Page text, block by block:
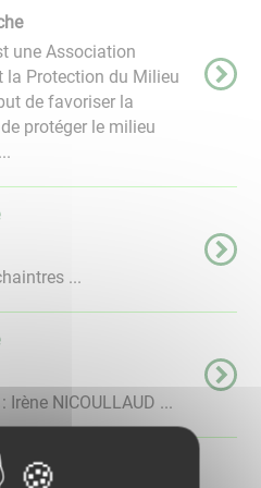
une Association
la Protection du Milieu
de favoriser la
protéger le milieu
...
Irène NICOULLAUD ...